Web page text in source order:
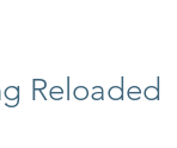
Reloaded